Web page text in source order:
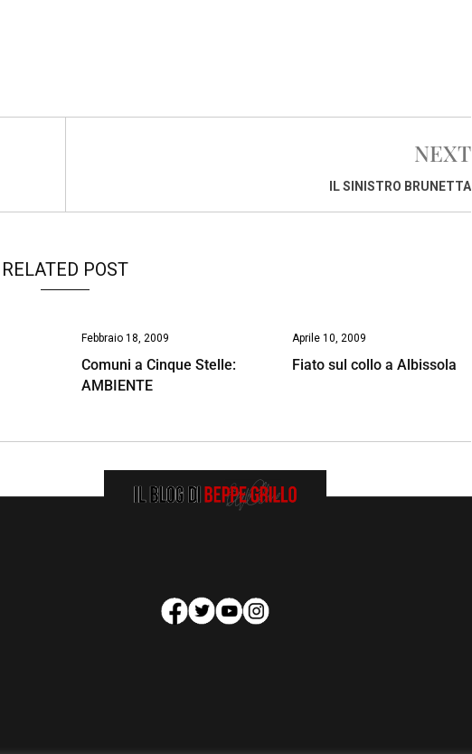
NEXT
IL SINISTRO BRUNETTA
RELATED POST
Febbraio 18, 2009
Comuni a Cinque Stelle:
AMBIENTE
Aprile 10, 2009
Fiato sul collo a Albissola